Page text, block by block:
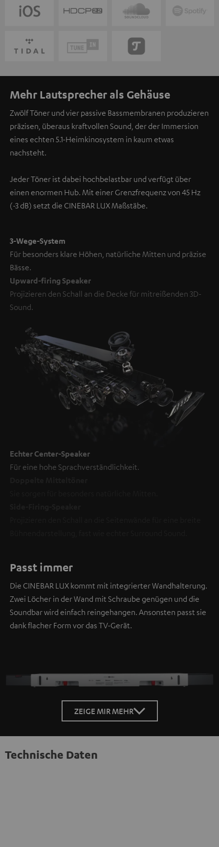
Mehr Lautsprecher als Gehäuse
Zwölf Töner und vier passive Bassmembranen produzieren
präzisen, überaus kraftvollen Sound, der der Immersion
eines echten 5.1-Heimkinosystem in kaum etwas
nachsteht.
Jeder Töner ist dabei hochbelastbar und verfügt über
einen enormen Hub. Mit einer Grenzfrequenz von 45 Hz
(-3 dB) setzt die CINEBAR LUX Maßstäbe.
3-Wege-System
Für besonders klare Höhen, natürliche Mitten und präzise
Bässe.
Upward-firing Speaker
Projizieren den Schall an die Decke für mitreißenden 3D-
Sound.
Echter Center-Speaker
Für eine hohe Sprachverständlichkeit.
Passt immer
Die CINEBAR LUX kommt mit integrierter Wandhalterung.
Zwei Löcher in der Wand mit Schraube genügen und die
Soundbar wird einfach reingehangen. Ansonsten passt sie
dank flacher Form vor das TV-Gerät.
ZEIGE MIR MEHR
Technische Daten